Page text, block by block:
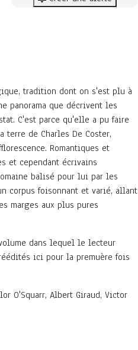
tradition dont on s'est plu à
panorama que décrivent les
C'est parce qu'elle a pu faire
de Charles De Coster,
Romantiques et
et cependant écrivains
balisé pour lui par les
corpus foisonnant et varié, allant
marges aux plus pures
dans lequel le lecteur
ici pour la premuère fois
O'Squarr, Albert Giraud, Victor